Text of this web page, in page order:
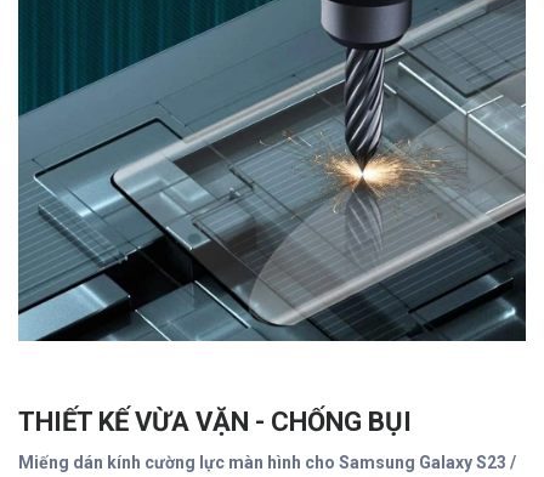
THIẾT KẾ VỪA VẶN - CHỐNG BỤI
Miếng dán kính cường lực màn hình cho Samsung Galaxy S23 /